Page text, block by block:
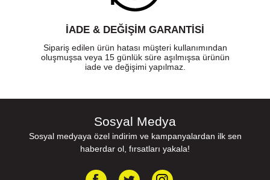
İADE & DEĞİŞİM GARANTİSİ
Sipariş edilen ürün hatası müşteri kullanımından
oluşmuşsa veya 15 günlük süre aşılmışsa ürünün
iade ve değişimi yapılmaz.
Sosyal Medya
Sosyal medyaya özel indirim ve kampanyalardan ilk sen
haberdar ol, fırsatları yakala!